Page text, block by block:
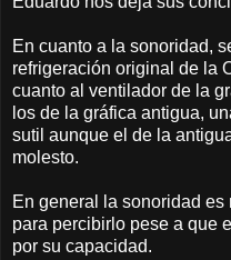
En cuanto a la sonoridad,
refrigeración original de la
cuanto al ventilador de la
los de la gráfica antigua,
sutil aunque el de la
molesto.
En general la sonoridad
para percibirlo pese a que
por su capacidad.